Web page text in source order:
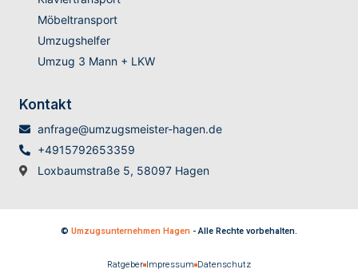
Möbeltransport
Umzugshelfer
Umzug 3 Mann + LKW
Kontakt
anfrage@umzugsmeister-hagen.de
+4915792653359
Loxbaumstraße 5, 58097 Hagen
© Umzugsunternehmen Hagen - Alle Rechte vorbehalten.
Ratgeber Impressum Datenschutz